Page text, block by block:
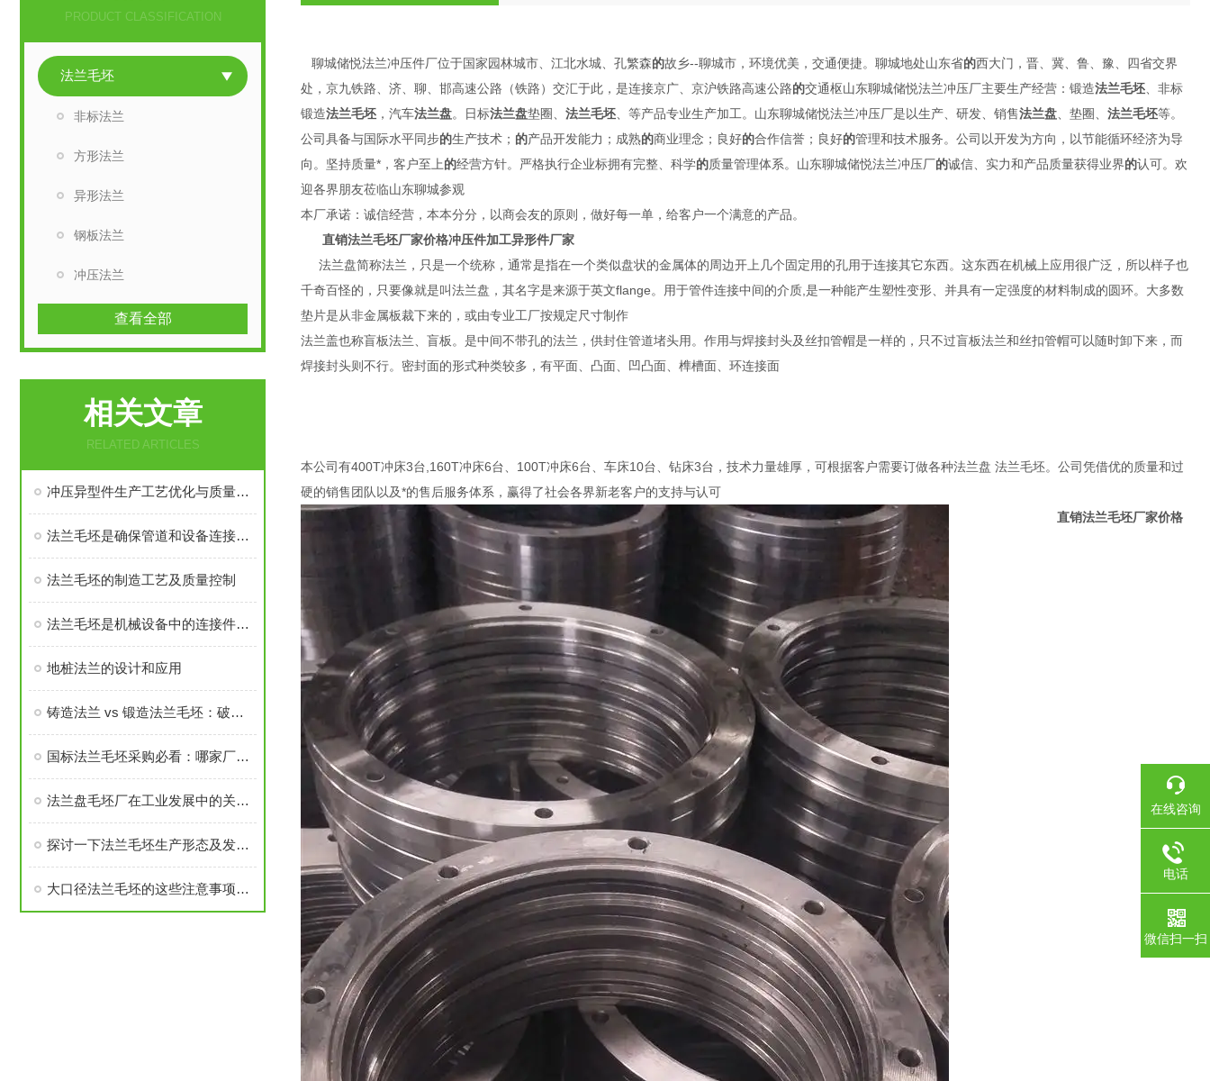
聊城储悦法兰冲压件厂位于国家园林城市、江北水城、孔繁森的故乡--聊城市，环境优美，交通便捷。聊城地处山东省的西大门，晋、冀、鲁、豫、四省交界
处，京九铁路、济、聊、邯高速公路（铁路）交汇于此，是连接京广、京沪铁路高速公路的交通枢山东聊城储悦法兰冲压厂主要生产经营：锻造法兰毛坯 、非标
锻造法兰毛坯 ，汽车法兰盘。日标法兰盘垫圈、 法兰毛坯 、等产品专业生产加工。山东聊城储悦法兰冲压厂是以生产、研发、销售法兰盘 、垫圈、 法兰毛坯等。
公司具备与国际水平同步的生产技术； 的产品开发能力；成熟的商业理念；良好的合作信誉；良好的管理和技术服务。公司以开发为方向，以节能循环经济为导
向。坚持质量*，客户至上的经营方针。严格执行企业标拥有完整、科学的质量管理体系。山东聊城储悦法兰冲压厂的诚信、实力和产品质量获得业界的认可。欢
迎各界朋友莅临山东聊城参观
本厂承诺：诚信经营，本本分分，以商会友的原则，做好每一单，给客户一个满意的产品。
直销法兰毛坯厂家价格冲压件加工异形件厂家
法兰盘简称法兰，只是一个统称，通常是指在一个类似盘状的金属体的周边开上几个固定用的孔用于连接其它东西。这东西在机械上应用很广泛，所以样子也
千奇百怪的，只要像就是叫法兰盘，其名字是来源于英文flange。用于管件连接中间的介质,是一种能产生塑性变形、并具有一定强度的材料制成的圆环。大多数
垫片是从非金属板裁下来的，或由专业工厂按规定尺寸制作
法兰盖也称盲板法兰、盲板。是中间不带孔的法兰，供封住管道堵头用。作用与焊接封头及丝扣管帽是一样的，只不过盲板法兰和丝扣管帽可以随时卸下来，而
焊接封头则不行。密封面的形式种类较多，有平面、凸面、凹凸面、榫槽面、环连接面
本公司有400T冲床3台,160T冲床6台、100T冲床6台、车床10台、钻床3台，技术力量雄厚，可根据客户需要订做各种法兰盘 法兰毛坯。公司凭借优的质量和过
硬的销售团队以及*的售后服务体系，赢得了社会各界新老客户的支持与认可
直销法兰毛坯厂家价格
PRODUCT CLASSIFICATION
法兰毛坯
非标法兰
方形法兰
异形法兰
钢板法兰
冲压法兰
查看全部
相关文章
RELATED ARTICLES
冲压异型件生产工艺优化与质量控制
法兰毛坯是确保管道和设备连接密封性、承载力的基础
法兰毛坯的制造工艺及质量控制
法兰毛坯是机械设备中的连接件之一
地桩法兰的设计和应用
铸造法兰 vs 锻造法兰毛坯：破坏性测试告诉你谁更耐用
国标法兰毛坯采购必看：哪家厂家的售后与口碑经得起考验？
法兰盘毛坯厂在工业发展中的关键角色
探讨一下法兰毛坯生产形态及发展前景
大口径法兰毛坯的这些注意事项要了解
在线咨询
电话
微信扫一扫